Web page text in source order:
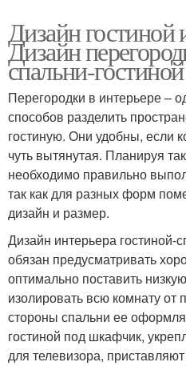
Дизайн гостиной
Дизайн
спальни-гостиной
Перегородки в интерьере –
способов разделить
гостиную. Они удобны, если
чуть вытянутая. Планируя
необходимо правильно
так как для разных форм
дизайн и размер.
Дизайн интерьера гостиной-
обязан предусматривать
оптимально поставить
изолировать всю комнату от
стороны спальни ее
гостиной под шкафчик,
для телевизора,